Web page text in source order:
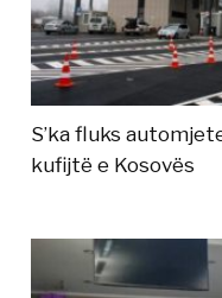
S’ka fluks
kufijtë e Kosovës